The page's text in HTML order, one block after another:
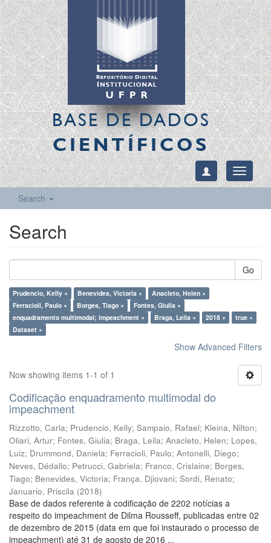
BASE DE DADOS
CIENTÍFICOS
Toggle
Search
Search
Go
Prudencio, Kelly × Benevides, Victoria ×
Anacleto, Helen ×
Ferracioli, Paulo ×
Borges, Tiago ×
Fontes, Giulia ×
enquadramento multimodal; impeachment ×
Braga, Leila × 2018 ×
true ×
Dataset ×
Show Advanced Filters
Now showing items 1-1 of 1
Codificação enquadramento multimodal do
impeachment
Rizzotto, Carla; Prudencio, Kelly; Sampaio, Rafael; Kleina, Nilton;
Oliari, Artur; Fontes, Giulia; Braga, Leila; Anacleto, Helen; Lopes,
Luiz; Drummond, Daniela; Ferracioli, Paulo; Antonelli, Diego;
Neves, Dédallo; Petrucci, Gabriela; Franco, Crislaine; Borges,
Tiago; Benevides, Victoria; França, Djiovani; Sordi, Renato;
Januario, Priscila (2018)
Base de dados referente à codificação de 2202 notícias a
respeito do impeachment de Dilma Rousseff, publicadas entre 02
de dezembro de 2015 (data em que foi instaurado o processo de
impeachment) até 31 de agosto de 2016 ...